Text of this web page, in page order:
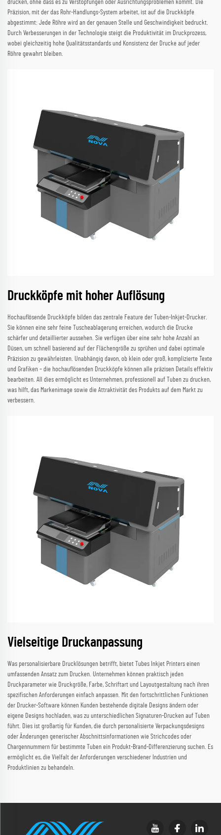
drucken, ohne dass es zu Verstopfungen oder Ausrichtungsproblemen kommt. Die
Präzision, mit der das Rohr-Handlungs-System arbeitet, ist auf die Druckköpfe
abgestimmt: Jede Röhre wird an der genauen Stelle und Geschwindigkeit bedruckt.
Durch Verbesserungen in der Technologie steigt die Produktivität im Druckprozess,
wobei gleichzeitig hohe Qualitätsstandards und Konsistenz der Drucke auf jeder
Röhre gewahrt bleiben.
Druckköpfe mit hoher Auflösung
Hochauflösende Druckköpfe bilden das zentrale Feature der Tuben-Inkjet-Drucker.
Sie können eine sehr feine Tuscheablagerung erreichen, wodurch die Drucke
schärfer und detaillierter aussehen. Sie verfügen über eine sehr hohe Anzahl an
Düsen, um schnell basierend auf der Flächengröße zu sprühen und dabei optimale
Präzision zu gewährleisten. Unabhängig davon, ob klein oder groß, komplizierte Texte
und Grafiken – die hochauflösenden Druckköpfe können alle präzisen Details effektiv
bearbeiten. All dies ermöglicht es Unternehmen, professionell auf Tuben zu drucken,
was hilft, das Markenimage sowie die Attraktivität des Produkts auf dem Markt zu
verbessern.
Vielseitige Druckanpassung
Was personalisierbare Drucklösungen betrifft, bietet Tubes Inkjet Printers einen
umfassenden Ansatz zum Drucken. Unternehmen können praktisch jeden
Druckparameter wie Druckgröße, Farbe, Schriftart und Layoutgestaltung nach ihren
spezifischen Anforderungen einfach anpassen. Mit den fortschrittlichen Funktionen
der Drucker-Software können Kunden bestehende digitale Designs ändern oder
eigene Designs hochladen, was zu unterschiedlichen Signaturen-Drucken auf Tuben
führt. Dies ist großartig für Kunden, die durch personalisierte Verpackungsdesigns
oder Änderungen generischer Abschnittsinformationen wie Strichcodes oder
Chargennummern für bestimmte Tuben ein Produkt-Brand-Differenzierung suchen. Es
ermöglicht es, die Vielfalt der Anforderungen verschiedener Industrien und
Produktlinien zu behandeln.